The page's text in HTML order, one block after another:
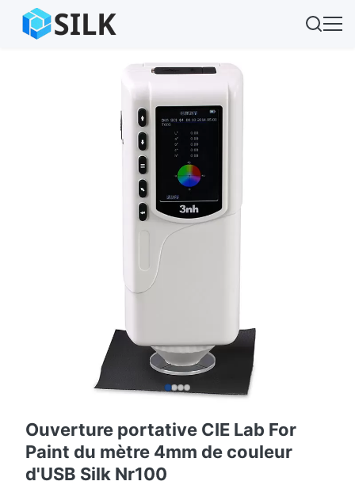
Ouverture portative CIE Lab For
Paint du mètre 4mm de couleur
d'USB Silk Nr100